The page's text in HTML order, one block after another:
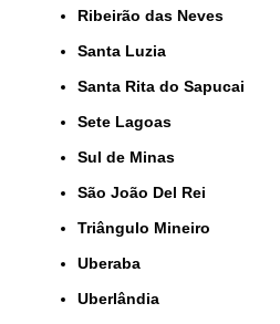
Ribeirão das Neves
Santa Luzia
Santa Rita do Sapucai
Sete Lagoas
Sul de Minas
São João Del Rei
Triângulo Mineiro
Uberaba
Uberlândia